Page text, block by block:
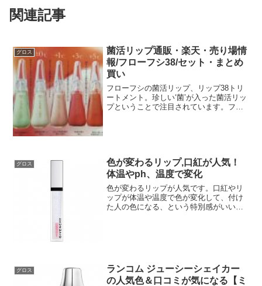
関連記事
グロス
菌活リップ通販・楽天・売り場情
報/フローフシ38/セット・まとめ
買い
フローフシの菌活リップ、リップ38トリ
ートメント。珍しい‘菌’が入った菌活リッ
プということで注目されています。フロ
グロス
色が変わるリップ,口紅が人気！
体温やph、温度で変化
色が変わるリップが人気です。口紅やリ
ップが体温や温度で色が変化して、付け
た人の色になる、という特別感がいいで
グロス
ランコム ジューシーシェイカー
の人気色＆口コミが気になる【ミ